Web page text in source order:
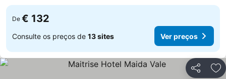
De € 132
Consulte os preços de 13 sites Ver preços
Partilhar